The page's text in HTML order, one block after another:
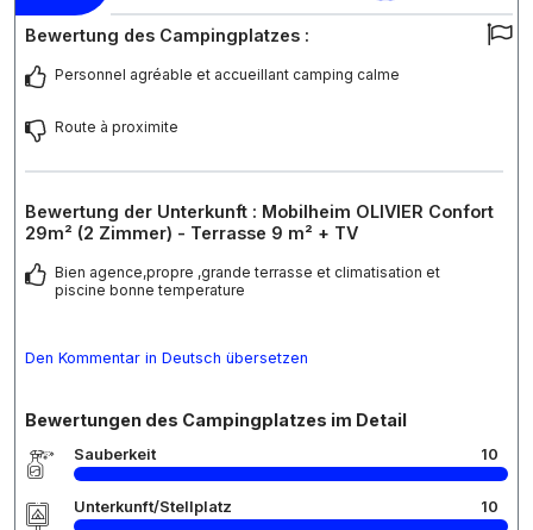
Bewertung des Campingplatzes :
Personnel agréable et accueillant camping calme
Route à proximite
Bewertung der Unterkunft : Mobilheim OLIVIER Confort
29m² (2 Zimmer) - Terrasse 9 m² + TV
Bien agence,propre ,grande terrasse et climatisation et
piscine bonne temperature
Den Kommentar in Deutsch übersetzen
Bewertungen des Campingplatzes im Detail
Sauberkeit 10
Unterkunft/Stellplatz 10